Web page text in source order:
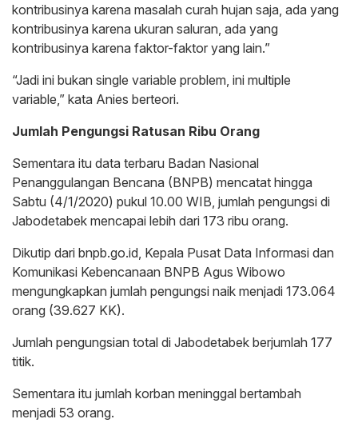
kontribusinya karena masalah curah hujan saja, ada yang
kontribusinya karena ukuran saluran, ada yang
kontribusinya karena faktor-faktor yang lain.”
“Jadi ini bukan single variable problem, ini multiple
variable,” kata Anies berteori.
Jumlah Pengungsi Ratusan Ribu Orang
Sementara itu data terbaru Badan Nasional
Penanggulangan Bencana (BNPB) mencatat hingga
Sabtu (4/1/2020) pukul 10.00 WIB, jumlah pengungsi di
Jabodetabek mencapai lebih dari 173 ribu orang.
Dikutip dari bnpb.go.id, Kepala Pusat Data Informasi dan
Komunikasi Kebencanaan BNPB Agus Wibowo
mengungkapkan jumlah pengungsi naik menjadi 173.064
orang (39.627 KK).
Jumlah pengungsian total di Jabodetabek berjumlah 177
titik.
Sementara itu jumlah korban meninggal bertambah
menjadi 53 orang.